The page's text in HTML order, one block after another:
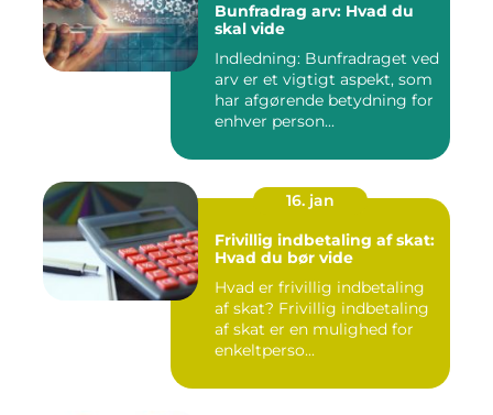
Bunfradrag arv: Hvad du
skal vide
Indledning: Bunfradraget ved
arv er et vigtigt aspekt, som
har afgørende betydning for
enhver person...
16. jan
Frivillig indbetaling af skat:
Hvad du bør vide
Hvad er frivillig indbetaling
af skat? Frivillig indbetaling
af skat er en mulighed for
enkeltperso...